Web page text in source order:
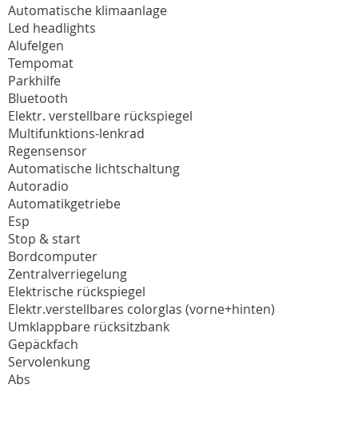
Automatische klimaanlage
Led headlights
Alufelgen
Tempomat
Parkhilfe
Bluetooth
Elektr. verstellbare rückspiegel
Multifunktions-lenkrad
Regensensor
Automatische lichtschaltung
Autoradio
Automatikgetriebe
Esp
Stop & start
Bordcomputer
Zentralverriegelung
Elektrische rückspiegel
Elektr.verstellbares colorglas (vorne+hinten)
Umklappbare rücksitzbank
Gepäckfach
Servolenkung
Abs